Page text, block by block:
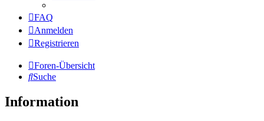
FAQ
Anmelden
Registrieren
Foren-Übersicht
Suche
Information